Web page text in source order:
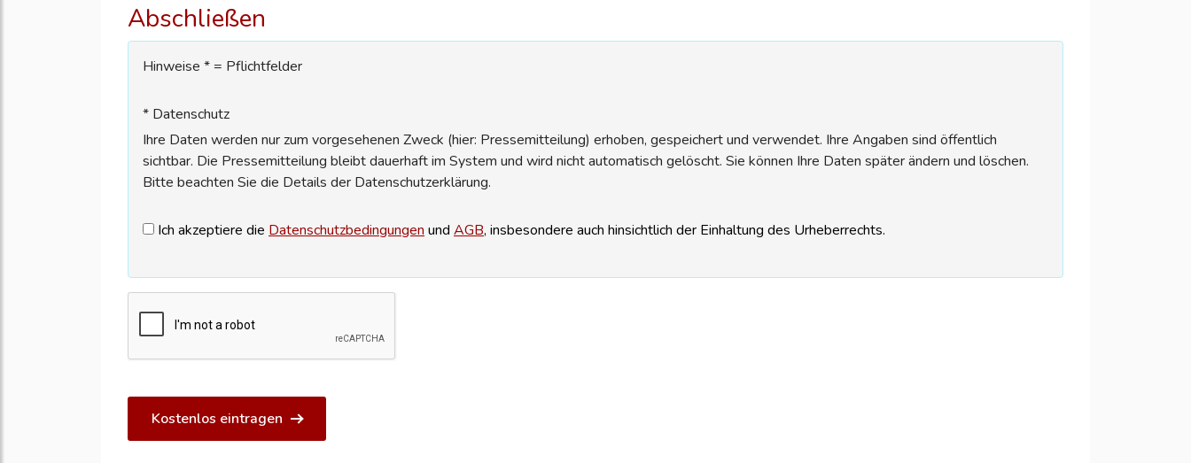
Abschließen
Hinweise * = Pflichtfelder
* Datenschutz
Ihre Daten werden nur zum vorgesehenen Zweck (hier: Pressemitteilung) erhoben, gespeichert und verwendet. Ihre Angaben sind öffentlich
sichtbar. Die Pressemitteilung bleibt dauerhaft im System und wird nicht automatisch gelöscht. Sie können Ihre Daten später ändern und löschen.
Bitte beachten Sie die Details der Datenschutzerklärung.
Ich akzeptiere die Datenschutzbedingungen und AGB, insbesondere auch hinsichtlich der Einhaltung des Urheberrechts.
Kostenlos eintragen